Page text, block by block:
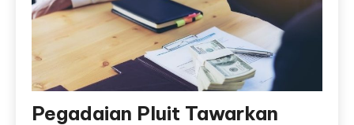
Pegadaian Pluit Tawarkan